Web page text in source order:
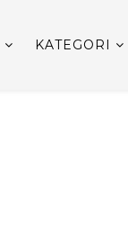
KATEGORI